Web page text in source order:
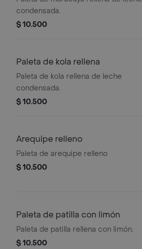
condensada.
$ 10.500
Paleta de kola rellena
Paleta de kola rellena de leche
condensada.
$ 10.500
Arequipe relleno
Paleta de arequipe relleno
$ 10.500
Paleta de patilla con limón
Paleta de patilla rellena con limón.
$ 10.500